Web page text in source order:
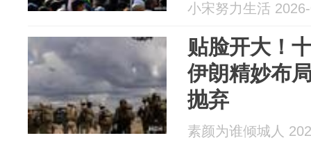
小宋努力生活
贴脸开大！
伊朗精妙布
抛弃
素颜为谁倾城人